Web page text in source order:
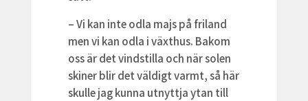
– Vi kan inte odla majs på friland
men vi kan odla i växthus. Bakom
oss är det vindstilla och när solen
skiner blir det väldigt varmt, så här
skulle jag kunna utnyttja ytan till